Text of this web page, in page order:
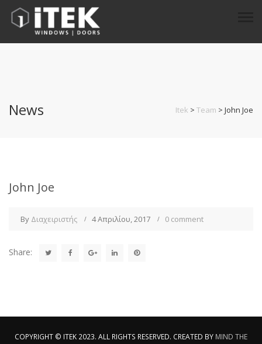
News Itek > Team > John Joe
John Joe
By Διαχειριστής 4 Απριλίου, 2017 0 comment
Share:
COPYRIGHT © ITEK 2023. ALL RIGHTS RESERVED. CREATED BY MIND THE